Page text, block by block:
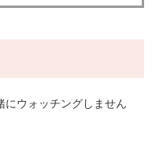
にウォッチングしません